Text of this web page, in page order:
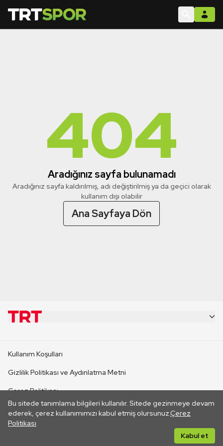
404
Aradığınız sayfa bulunamadı
Aradığınız sayfa kaldırılmış, adı değiştirilmiş ya da geçici olarak
kullanım dışı olabilir
Ana Sayfaya Dön
Bu sitede tanımlama bilgileri kullanılır. Sitede gezinmeye devam
ederek, çerez kullanımımızı kabul etmiş olursunuz.Çerez
Politikası
Kabul et
CANLI YAYINLAR
Kullanım Koşulları
Gizlilik Politikası ve Aydınlatma Metni
Çerez Politikası
İletişim
Her hakkı saklıdır. ©2026 TRT. Bağlantı yoluyla gidilen dış